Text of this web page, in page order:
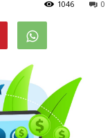
0
1046